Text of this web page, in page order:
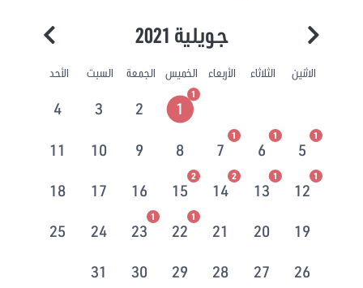
جويلية 2021
الاثنين الثلاثاء الأربعاء الخميس الجمعة السبت الأحد
1
1
2
3
4
5
1
6
1
7
1
8
9
10
11
12
1
13
1
14
2
15
2
16
17
18
19
20
21
22
1
23
1
24
25
26
27
28
29
30
31